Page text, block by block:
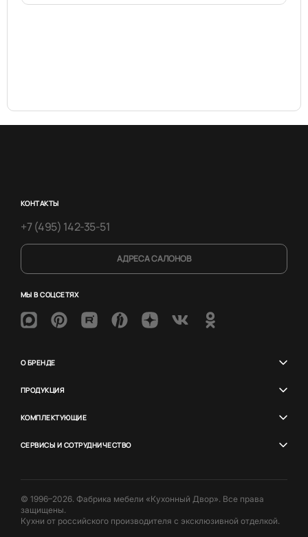
КОНТАКТЫ
+7 (495) 142-35-51
АДРЕСА САЛОНОВ
МЫ В СОЦСЕТЯХ
О БРЕНДЕ
ПРОДУКЦИЯ
КОМПЛЕКТУЮЩИЕ
СЕРВИСЫ И СОТРУДНИЧЕСТВО
© 1996–2026. Фабрика мебели «Кухонный Двор». Все права
защищены.
Кухни от российского производителя с эксклюзивной отделкой.